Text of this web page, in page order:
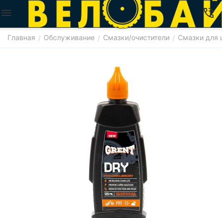
Главная / Обслуживание / Смазки/очистители / Смазки для